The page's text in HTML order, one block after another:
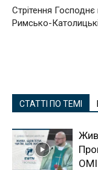
Стрітення Господнє
Римсько-
СТАТТІ ПО ТЕМІ
ОМІ